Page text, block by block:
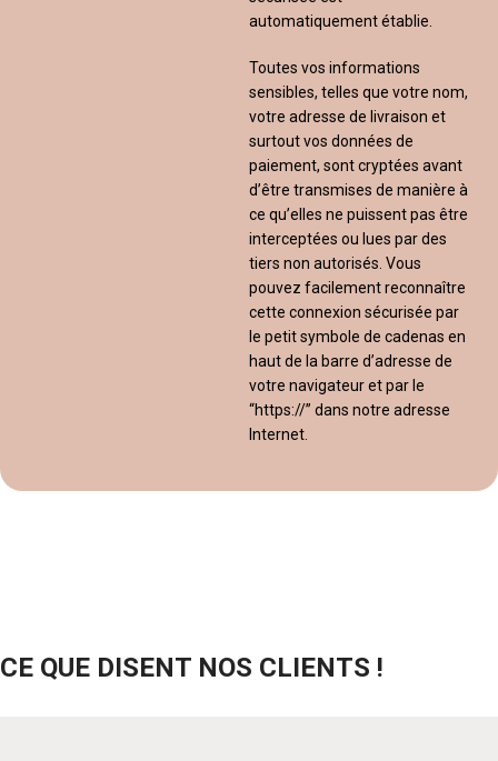
automatiquement établie.
Toutes vos informations
sensibles, telles que votre nom,
votre adresse de livraison et
surtout vos données de
paiement, sont cryptées avant
d’être transmises de manière à
ce qu’elles ne puissent pas être
interceptées ou lues par des
tiers non autorisés. Vous
pouvez facilement reconnaître
cette connexion sécurisée par
le petit symbole de cadenas en
haut de la barre d’adresse de
votre navigateur et par le
“https://” dans notre adresse
Internet.
CE QUE DISENT NOS CLIENTS !